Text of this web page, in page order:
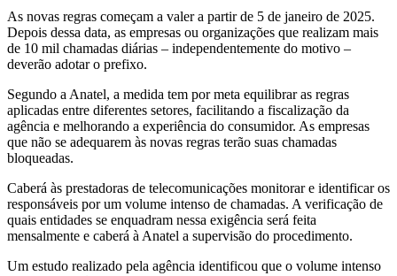
As novas regras começam a valer a partir de 5 de janeiro de 2025.
Depois dessa data, as empresas ou organizações que realizam mais
de 10 mil chamadas diárias – independentemente do motivo –
deverão adotar o prefixo.
Segundo a Anatel, a medida tem por meta equilibrar as regras
aplicadas entre diferentes setores, facilitando a fiscalização da
agência e melhorando a experiência do consumidor. As empresas
que não se adequarem às novas regras terão suas chamadas
bloqueadas.
Caberá às prestadoras de telecomunicações monitorar e identificar os
responsáveis por um volume intenso de chamadas. A verificação de
quais entidades se enquadram nessa exigência será feita
mensalmente e caberá à Anatel a supervisão do procedimento.
Um estudo realizado pela agência identificou que o volume intenso